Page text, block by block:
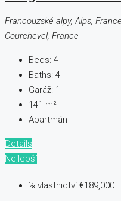
Francouzské alpy, Alps,
Courchevel, France
Beds: 4
Baths: 4
Garáž: 1
141 m²
Apartmán
Details
Nejlepší
⅛ vlastnictví€189,000